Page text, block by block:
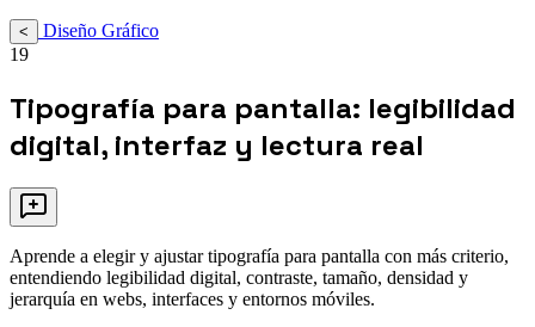
<
Diseño Gráfico
19
Tipografía para pantalla: legibilidad
digital, interfaz y lectura real
Aprende a elegir y ajustar tipografía para pantalla con más criterio,
entendiendo legibilidad digital, contraste, tamaño, densidad y
jerarquía en webs, interfaces y entornos móviles.